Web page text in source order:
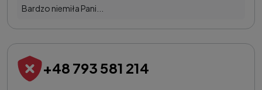
Bardzo niemiła Pani...
+48 793 581 214